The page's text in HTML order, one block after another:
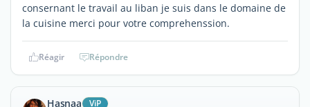
consernant le travail au liban je suis dans le domaine de
la cuisine merci pour votre comprehenssion.
Réagir Répondre
Hasnaa ViP